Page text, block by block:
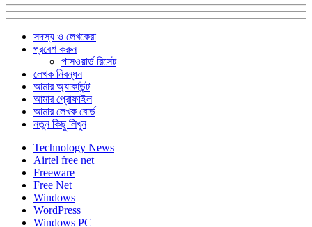
সদস্য ও লেখকেরা
প্রবেশ করুন
পাসওয়ার্ড রিসেট
লেখক নিবন্ধন
আমার অ্যাকাউন্ট
আমার প্রোফাইল
আমার লেখক বোর্ড
নতুন কিছু লিখুন
Technology News
Airtel free net
Freeware
Free Net
Windows
WordPress
Windows PC